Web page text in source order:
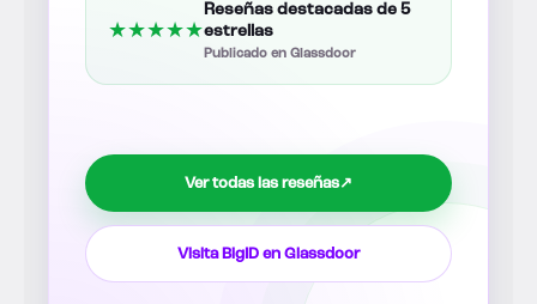
★★★★★
Reseñas destacadas de 5
estrellas
Publicado en Glassdoor
Ver todas las reseñas↗
Visita BigID en Glassdoor